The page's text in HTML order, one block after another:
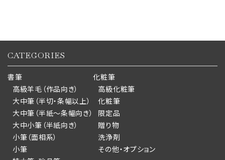
CATEGORIES
書筆
高級羊毛（作品向き）
大中筆（半切・条幅以上）
大中筆（半紙～条幅向き）
大中小筆（半紙向き）
小筆（面相系）
小筆
化粧筆
高級化粧筆
化粧筆
限定品
贈り物
洗浄剤
その他・オプション